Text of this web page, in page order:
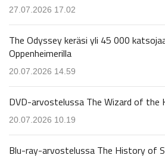
27.07.2026 17.02
The Odyssey keräsi yli 45 000
Oppenheimerilla
20.07.2026 14.59
DVD-arvostelussa The Wizard of the
20.07.2026 10.19
Blu-ray-arvostelussa The History of